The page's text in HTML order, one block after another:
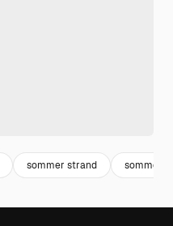
sommer strand sommer